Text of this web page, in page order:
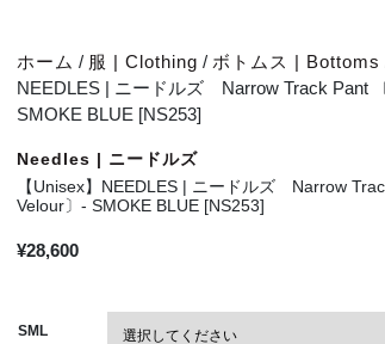
ホーム / 服 | Clothing / ボトムス | Bottoms
NEEDLES | ニードルズ Narrow Track Pant
SMOKE BLUE [NS253]
Needles | ニードルズ
【Unisex】NEEDLES | ニードルズ Narrow
Velour〕- SMOKE BLUE [NS253]
¥28,600
SML